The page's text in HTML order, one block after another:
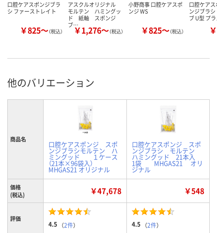
口腔ケアスポンジブラ
シ ファーストレイト
￥825～（税込）
アスクルオリジナル
モルテン ハミングッ
ド 紙軸 スポンジ
ブ…￥1,276～（税込）
小野商事 口腔ケアスポ
ンジ WS
￥825～（税込）
口腔ケア
ンジブラ
ブ U型 プ
他のバリエーション
商品名
口腔ケアスポンジ スポ
ンジブラシモルテン ハ
ミングッド １ケース
（21本×96袋入）
MHGAS21 オリジナル
口腔ケアスポンジ スポ
ンジブラシ モルテン
ハミングッド 21本入
1袋 MHGAS21 オリ
ジナル
価格
(税込)
￥47,678 ￥548
評価
4.5 （2件） 4.5 （2件）